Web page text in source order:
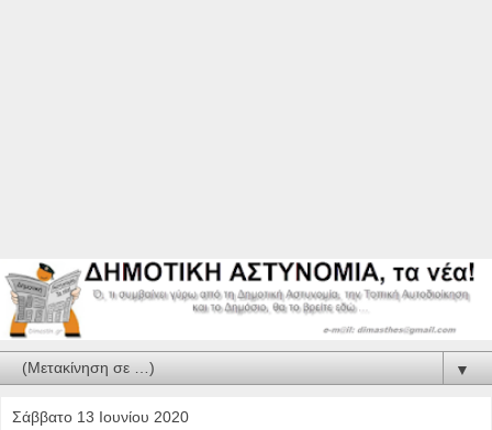
▼
Σάββατο 13 Ιουνίου 2020